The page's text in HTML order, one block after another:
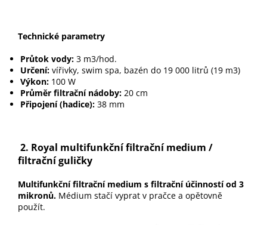
Technické parametry
Průtok vody: 3 m3/hod.
Určení: vířivky, swim spa, bazén do 19 000 litrů (19 m3)
Výkon: 100 W
Průměr filtrační nádoby: 20 cm
Připojení (hadice): 38 mm
2. Royal multifunkční filtrační medium /
filtrační guličky
Multifunkční filtrační medium s filtrační účinností od 3
mikronů. Médium stačí vyprat v pračce a opětovně
použít.